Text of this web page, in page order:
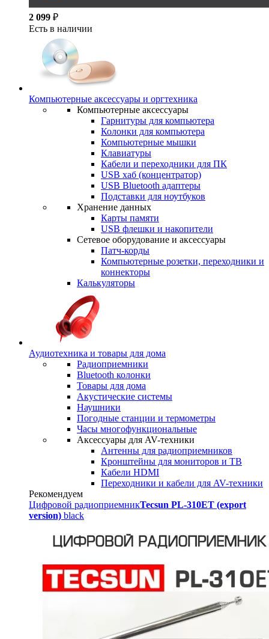
2 099 ₽
Есть в наличии
Компьютерные аксессуары и оргтехника
Компьютерные аксессуары
Гарнитуры для компьютера
Колонки для компьютера
Компьютерные мышки
Клавиатуры
Кабели и переходники для ПК
USB хаб (концентратор)
USB Bluetooth адаптеры
Подставки для ноутбуков
Хранение данных
Карты памяти
USB флешки и накопители
Сетевое оборудование и аксессуары
Патч-корды
Компьютерные розетки, переходники и
коннекторы
Калькуляторы
Аудиотехника и товары для дома
Радиоприемники
Bluetooth колонки
Товары для дома
Акустические системы
Наушники
Погодные станции и термометры
Часы многофункциональные
Аксессуары для AV-техники
Антенны для радиоприемников
Кронштейны для мониторов и ТВ
Кабели HDMI
Переходники и кабели для AV-техники
Рекомендуем
Цифровой радиоприемникTecsun PL-310ET (export
version) black